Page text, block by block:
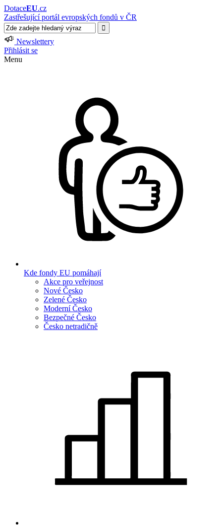
DotaceEU.cz
Zastřešující portál evropských fondů v ČR
Newslettery
Přihlásit se
Menu
Kde fondy EU pomáhají
Akce pro veřejnost
Nové Česko
Zelené Česko
Moderní Česko
Bezpečné Česko
Česko netradičně